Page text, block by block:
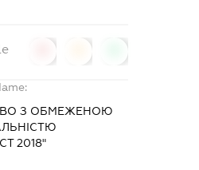
З ОБМЕЖЕНОЮ
2018"